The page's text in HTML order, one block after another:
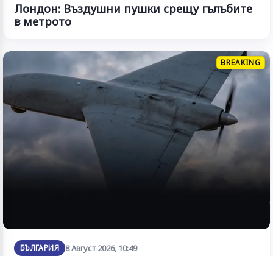
Лондон: Въздушни пушки срещу гълъбите
в метрото
BREAKING
БЪЛГАРИЯ 8 Август 2026, 10:49